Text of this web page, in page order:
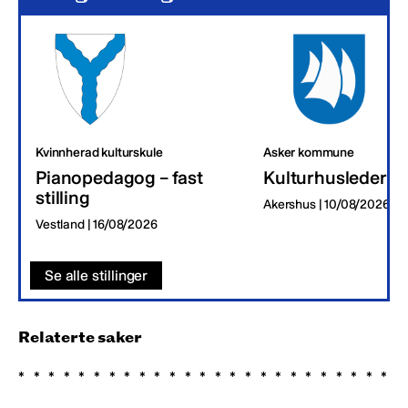
Kvinnherad kulturskule
Pianopedagog – fast
stilling
Vestland | 16/08/2026
Asker kommune
Kulturhusleder
Akershus | 10/08/2026
Se alle stillinger
Relaterte saker